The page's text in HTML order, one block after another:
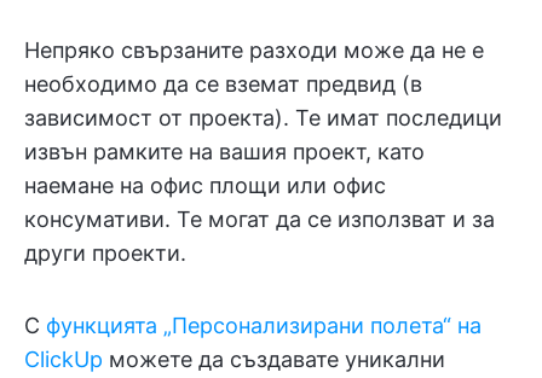
Непряко свързаните разходи може да не е
необходимо да се вземат предвид (в
зависимост от проекта). Те имат последици
извън рамките на вашия проект, като
наемане на офис площи или офис
консумативи. Те могат да се използват и за
други проекти.
С функцията „Персонализирани полета“ на
ClickUp можете да създавате уникални